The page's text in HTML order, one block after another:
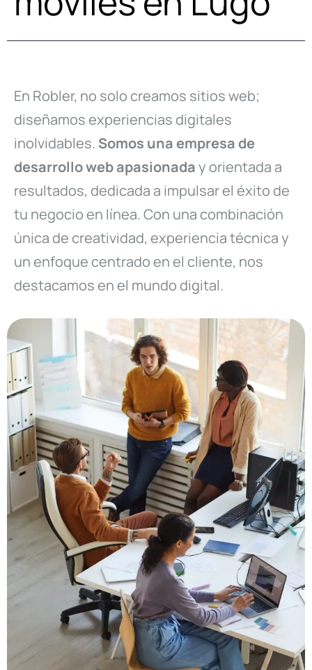
En Robler, no solo creamos sitios web;
diseñamos experiencias digitales
inolvidables. Somos una empresa de
desarrollo web apasionaday orientada a
resultados, dedicada a impulsar el éxito de
tu negocio en línea. Con una combinación
única de creatividad, experiencia técnica y
un enfoque centrado en el cliente, nos
destacamos en el mundo digital.